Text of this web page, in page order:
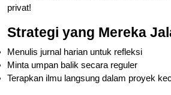
privat!
Strategi yang Mereka
Menulis jurnal harian untuk refleksi
Minta umpan balik secara reguler
Terapkan ilmu langsung dalam proyek